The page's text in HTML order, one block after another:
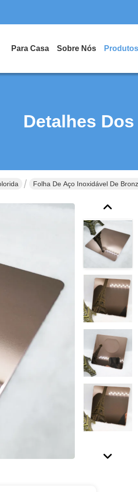
Para Casa Sobre Nós Produtos
Detalhes
Folha De Aço Inoxidável De